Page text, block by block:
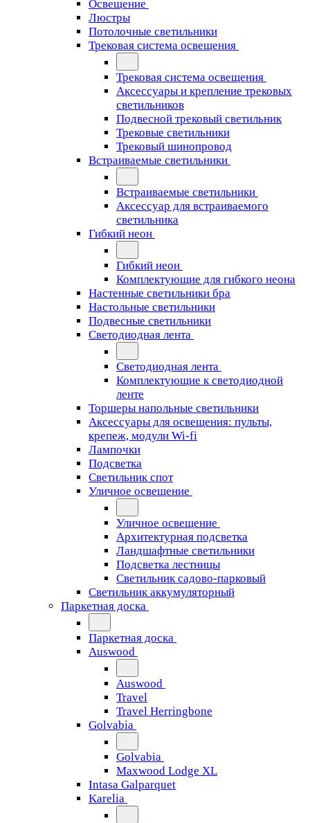
Освещение
Люстры
Потолочные светильники
Трековая система освещения
Трековая система освещения
Аксессуары и крепление трековых
светильников
Подвесной трековый светильник
Трековые светильники
Трековый шинопровод
Встраиваемые светильники
Встраиваемые светильники
Аксессуар для встраиваемого
светильника
Гибкий неон
Гибкий неон
Комплектующие для гибкого неона
Настенные светильники бра
Настольные светильники
Подвесные светильники
Светодиодная лента
Светодиодная лента
Комплектующие к светодиодной
ленте
Торшеры напольные светильники
Аксессуары для освещения: пульты,
крепеж, модули Wi-fi
Лампочки
Подсветка
Светильник спот
Уличное освещение
Уличное освещение
Архитектурная подсветка
Ландшафтные светильники
Подсветка лестницы
Светильник садово-парковый
Светильник аккумуляторный
Паркетная доска
Паркетная доска
Auswood
Auswood
Travel
Travel Herringbone
Golvabia
Golvabia
Maxwood Lodge XL
Intasa Galparquet
Karelia